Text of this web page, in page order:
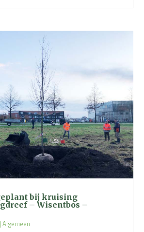
bij kruising
– Wisentbos –
|Algemeen